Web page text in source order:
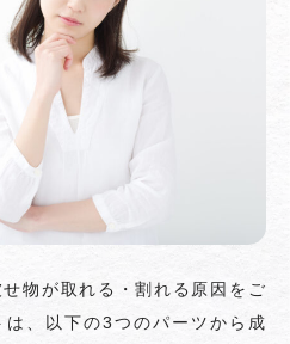
物が取れる・割れる原因をご
、以下の3つのパーツから成